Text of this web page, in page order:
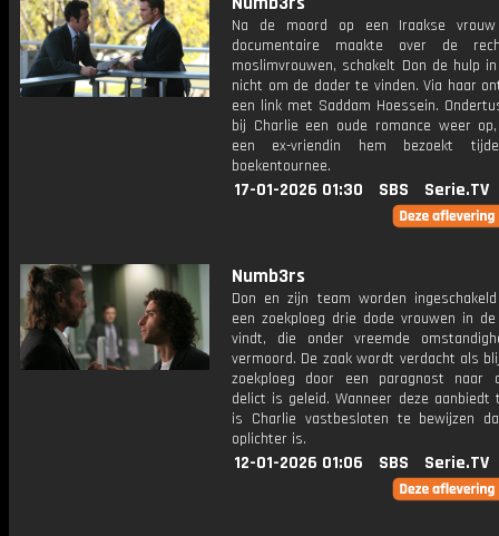
Na de moord op een Iraakse
documentaire maakte over de
moslimvrouwen, schakelt Don de hulp
nicht om de dader te vinden. Via haar
een link met Saddam Hoessein.
bij Charlie een oude romance weer
een ex-vriendin hem bezoekt
boekentournee.
17-01-2026 01:30 SBS Serie.TV
Numb3rs
Don en zijn team worden
een zoekploeg drie dode vrouwen in
vindt, die onder vreemde
vermoord. De zaak wordt verdacht als
zoekploeg door een paragnost naar
delict is geleid. Wanneer deze aanbiedt
is Charlie vastbesloten te bewijzen
oplichter is.
12-01-2026 01:06 SBS Serie.TV